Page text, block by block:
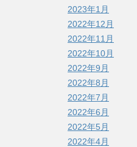
2023年1月
2022年12月
2022年11月
2022年10月
2022年9月
2022年8月
2022年7月
2022年6月
2022年5月
2022年4月